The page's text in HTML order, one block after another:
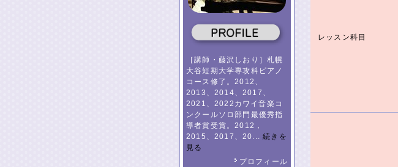
［講師・藤沢しおり］札幌
大谷短期大学専攻科ピアノ
コース修了。2012、
2013、2014、2017、
2021、2022カワイ音楽コ
ンクールソロ部門最優秀指
導者賞受賞。2012，
2015、2017、20...続きを
見る
プロフィール
レッスン科目